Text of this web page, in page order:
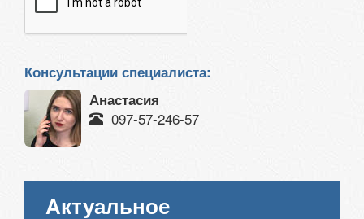
Консультации специалиста:
Анастасия
097-57-246-57
Актуальное